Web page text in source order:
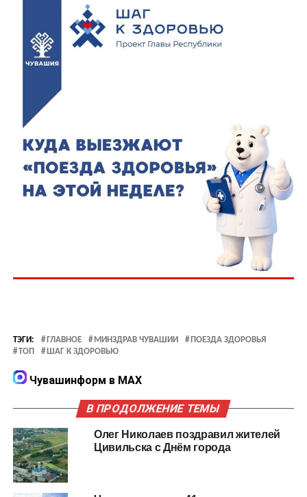
ТЭГИ: ГЛАВНОЕ МИНЗДРАВ ЧУВАШИИ
ПОЕЗДА ЗДОРОВЬЯ
ТОП
ШАГ К ЗДОРОВЬЮ
Чувашинформ в MAX
В ПРОДОЛЖЕНИЕ ТЕМЫ
Олег Николаев поздравил жителей
Цивильска с Днём города